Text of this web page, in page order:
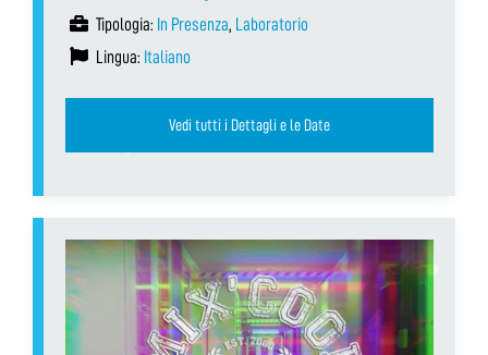
Tipologia: In Presenza, Laboratorio
Lingua: Italiano
Vedi tutti i Dettagli e le Date